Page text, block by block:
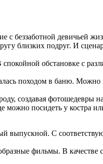
беззаботной девичьей
близких подруг. И
обстановке с
походом в баню. Можно
создавая фотошедевры
посидеть у костра
С
фильмы. В качестве